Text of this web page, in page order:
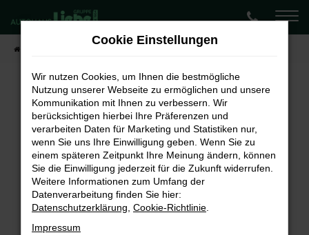
Zum
Hauptinhalt
springen
Lagerwagen-Angebote
Fehler: Network Error
Beim Laden ist ein Fehler aufgetreten.
Hier sind ein paar Tipps, die dir helfen können:
Überprüfe deine Firewall und deine
Internetverbindung.
Laden andere Webseiten, zum Beispiel deine
Suchmaschine?
Cookie Einstellungen
Wir nutzen Cookies, um Ihnen die bestmögliche
Nutzung unserer Webseite zu ermöglichen und unsere
Kommunikation mit Ihnen zu verbessern. Wir
berücksichtigen hierbei Ihre Präferenzen und
verarbeiten Daten für Marketing und Statistiken nur,
wenn Sie uns Ihre Einwilligung geben. Wenn Sie zu
einem späteren Zeitpunkt Ihre Meinung ändern, können
Sie die Einwilligung jederzeit für die Zukunft widerrufen.
Weitere Informationen zum Umfang der
Datenverarbeitung finden Sie hier:
Datenschutzerklärung Cookie-Richtlinie
Impressum